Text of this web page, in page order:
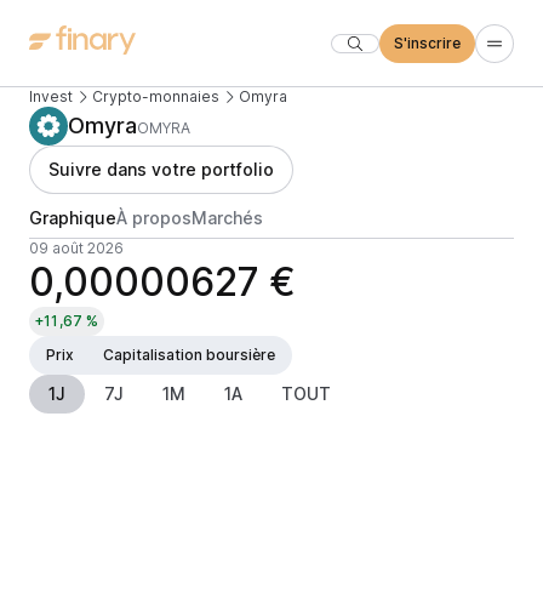
S'inscrire
Invest Crypto-monnaies Omyra
OmyraOMYRA
Suivre dans votre portfolio
GraphiqueÀ proposMarchés
09 août 2026
0,00000627 €
+11,67 %
Prix
Capitalisation boursière
1J 7J 1M 1A TOUT